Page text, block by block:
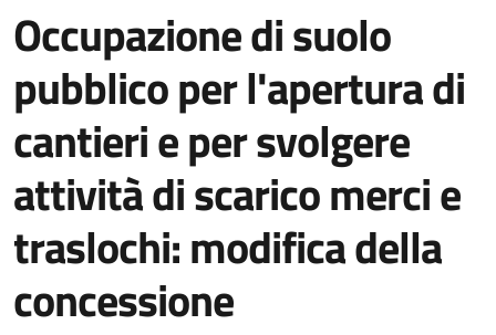
Occupazione di suolo
pubblico per l'apertura di
cantieri e per svolgere
attività di scarico merci e
traslochi: modifica della
concessione